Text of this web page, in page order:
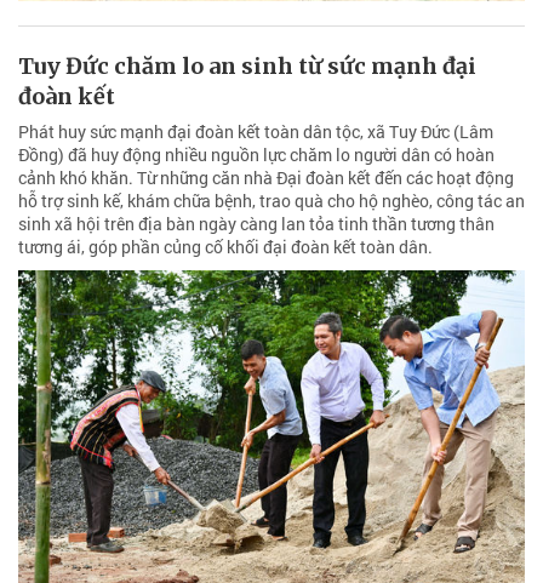
Tuy Đức chăm lo an sinh từ sức mạnh đại
đoàn kết
Phát huy sức mạnh đại đoàn kết toàn dân tộc, xã Tuy Đức (Lâm
Đồng) đã huy động nhiều nguồn lực chăm lo người dân có hoàn
cảnh khó khăn. Từ những căn nhà Đại đoàn kết đến các hoạt động
hỗ trợ sinh kế, khám chữa bệnh, trao quà cho hộ nghèo, công tác an
sinh xã hội trên địa bàn ngày càng lan tỏa tinh thần tương thân
tương ái, góp phần củng cố khối đại đoàn kết toàn dân.